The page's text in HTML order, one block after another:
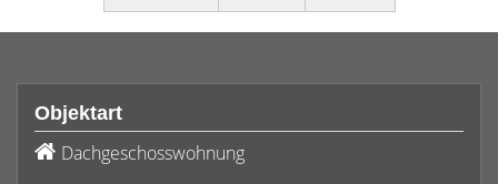
Objektart
Dachgeschosswohnung